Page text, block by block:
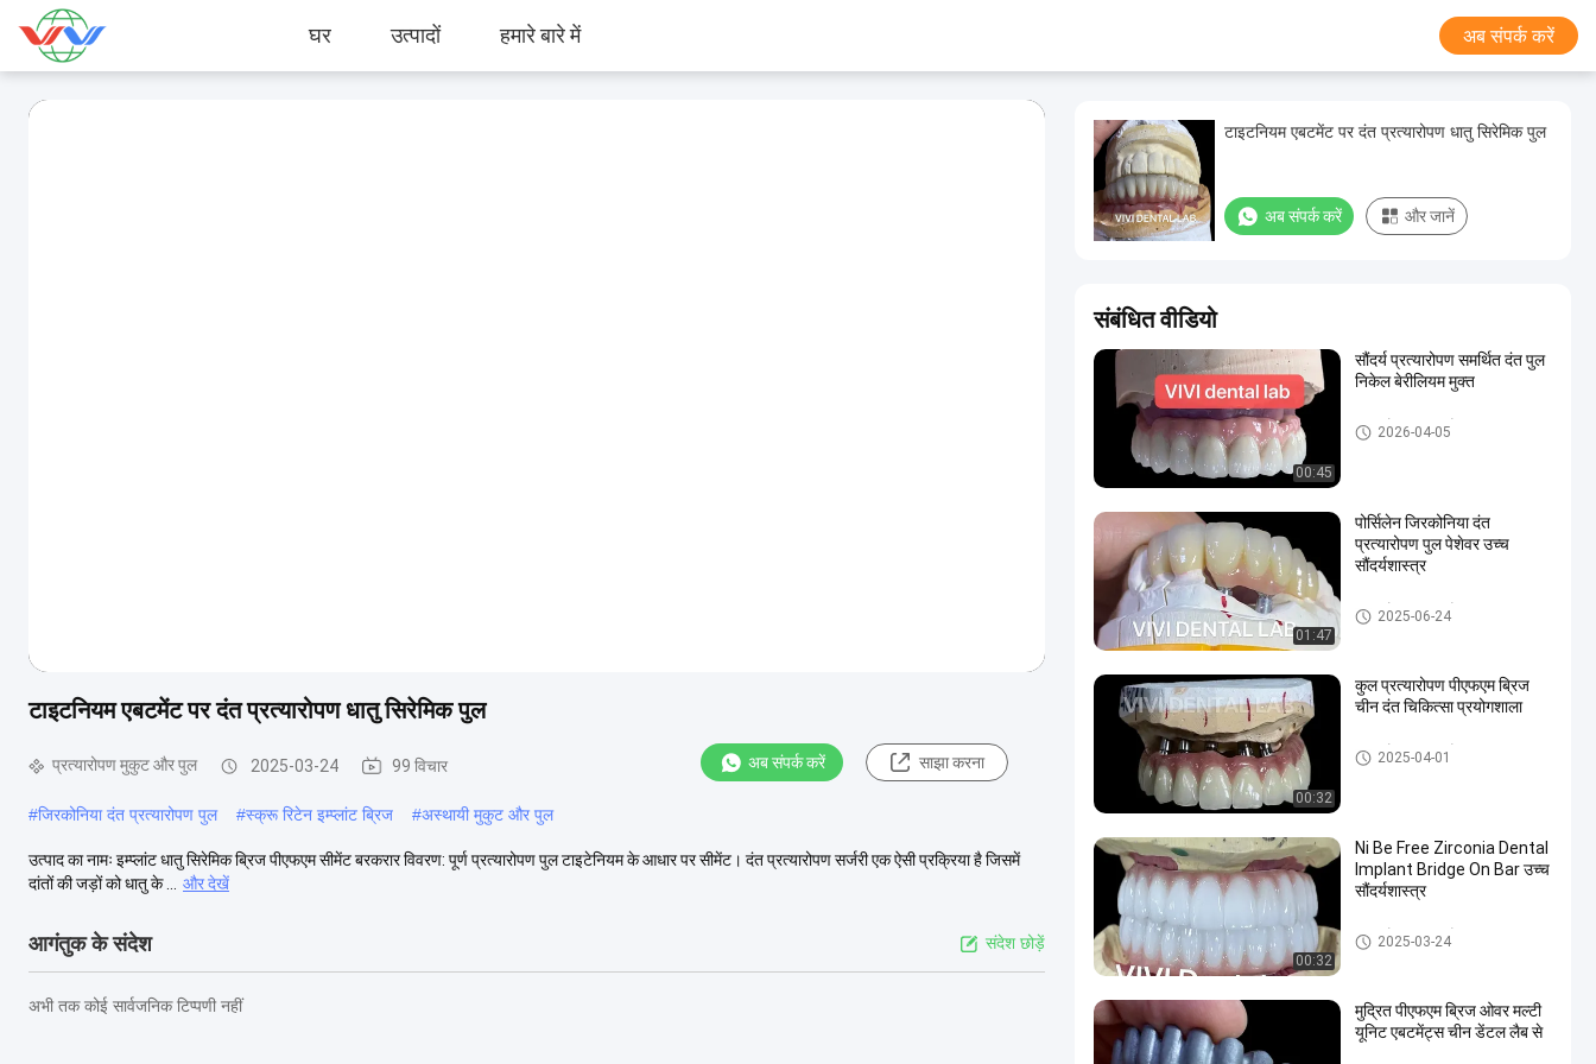
घर उत्पादों हमारे बारे में अब संपर्क करें
टाइटनियम एबटमेंट पर दंत प्रत्यारोपण धातु सिरेमिक पुल
प्रत्यारोपण मुकुट और पुल 2025-03-24 99 विचार अब संपर्क करें साझा करना
#जिरकोनिया दंत प्रत्यारोपण पुल #स्क्रू रिटेन इम्प्लांट ब्रिज #अस्थायी मुकुट और पुल
उत्पाद का नामः इम्प्लांट धातु सिरेमिक ब्रिज पीएफएम सीमेंट बरकरार विवरण: पूर्ण प्रत्यारोपण पुल टाइटेनियम के आधार पर सीमेंट। दंत प्रत्यारोपण सर्जरी एक ऐसी प्रक्रिया है जिसमें
दांतों की जड़ों को धातु के ...
और देखें
आगंतुक के संदेश संदेश छोड़ें
अभी तक कोई सार्वजनिक टिप्पणी नहीं
टाइटनियम एबटमेंट पर दंत प्रत्यारोपण धातु सिरेमिक पुल
अब संपर्क करें और जानें
संबंधित वीडियो
00:45
सौंदर्य प्रत्यारोपण समर्थित दंत पुल
निकेल बेरीलियम मुक्त
प्रत्यारोपण मुकुट और पुल
2026-04-05
01:47
पोर्सिलेन जिरकोनिया दंत
प्रत्यारोपण पुल पेशेवर उच्च
सौंदर्यशास्त्र
प्रत्यारोपण मुकुट और पुल
2025-06-24
00:32
कुल प्रत्यारोपण पीएफएम ब्रिज
चीन दंत चिकित्सा प्रयोगशाला
प्रत्यारोपण मुकुट और पुल
2025-04-01
00:32
Ni Be Free Zirconia Dental
Implant Bridge On Bar उच्च
सौंदर्यशास्त्र
प्रत्यारोपण मुकुट और पुल
2025-03-24
मुद्रित पीएफएम ब्रिज ओवर मल्टी
यूनिट एबटमेंट्स चीन डेंटल लैब से